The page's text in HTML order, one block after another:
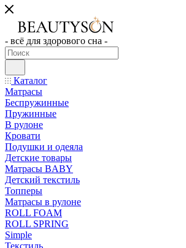
- всё для здорового сна -
Каталог
Матрасы
Беспружинные
Пружинные
В рулоне
Кровати
Подушки и одеяла
Детские товары
Матрасы BABY
Детский текстиль
Топперы
Матрасы в рулоне
ROLL FOAM
ROLL SPRING
Simple
Текстиль